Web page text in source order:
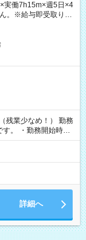
働7h15m×週5日×4
。※給与即受取りサ
残業少なめ！） 勤務
す。 ・勤務開始時
～17:15 ・実働
詳細へ